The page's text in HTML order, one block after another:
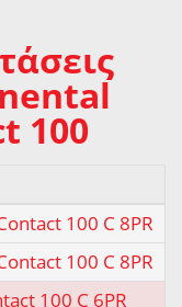
100
100 C 8PR
100 C 8PR
100 C 6PR